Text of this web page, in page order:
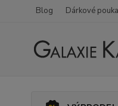
Blog Dárkové